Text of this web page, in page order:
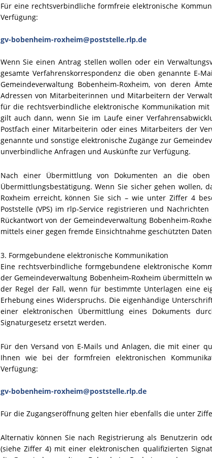
Für eine rechtsverbindliche formfreie elektronische
Verfügung:
gv-bobenheim-roxheim@poststelle.rlp.de
Wenn Sie einen Antrag stellen wollen oder ein
gesamte Verfahrenskorrespondenz die oben genannte E-
Gemeindeverwaltung Bobenheim-Roxheim, von deren
Adressen von Mitarbeiterinnen und Mitarbeitern der
für die rechtsverbindliche elektronische Kommunikation
gilt auch dann, wenn Sie im Laufe einer
Postfach einer Mitarbeiterin oder eines Mitarbeiters der
genannte und sonstige elektronische Zugänge zur
unverbindliche Anfragen und Auskünfte zur Verfügung.
Nach einer Übermittlung von Dokumenten an die
Übermittlungsbestätigung. Wenn Sie sicher gehen wollen,
Roxheim erreicht, können Sie sich – wie unter Ziffer 4
Poststelle (VPS) im rlp-Service registrieren und
Rückantwort von der Gemeindeverwaltung Bobenheim-
mittels einer gegen fremde Einsichtnahme geschützten
3. Formgebundene elektronische Kommunikation
Eine rechtsverbindliche formgebundene elektronische
der Gemeindeverwaltung Bobenheim-Roxheim übermitteln
der Regel der Fall, wenn für bestimmte Unterlagen eine
Erhebung eines Widerspruchs. Die eigenhändige
einer elektronischen Übermittlung eines Dokuments
Signaturgesetz ersetzt werden.
Für den Versand von E-Mails und Anlagen, die mit einer
Ihnen wie bei der formfreien elektronischen
Verfügung:
gv-bobenheim-roxheim@poststelle.rlp.de
Für die Zugangseröffnung gelten hier ebenfalls die unter
Alternativ können Sie nach Registrierung als Benutzerin
(siehe Ziffer 4) mit einer elektronischen qualifizierten